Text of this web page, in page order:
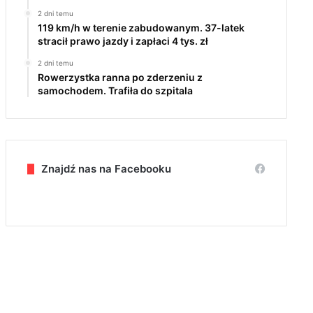
2 dni temu
119 km/h w terenie zabudowanym. 37-latek
stracił prawo jazdy i zapłaci 4 tys. zł
2 dni temu
Rowerzystka ranna po zderzeniu z
samochodem. Trafiła do szpitala
Znajdź nas na Facebooku